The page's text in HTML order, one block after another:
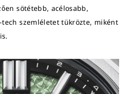
sötétebb, acélosabb,
szemléletet tükrözte, miként